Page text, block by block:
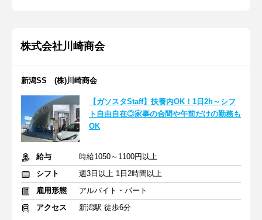
株式会社川崎商会
新潟SS (株)川崎商会
【ガソスタStaff】扶養内OK！1日2h～シフ
ト自由自在◎家事の合間や午前だけの勤務も
OK
給与
時給1050～1100円以上
シフト
週3日以上 1日2時間以上
雇用形態
アルバイト・パート
アクセス
新潟駅 徒歩6分